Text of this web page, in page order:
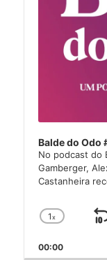
Balde do Odo
No podcast do
Gamberger,
Castanheira
Change
Rate
1x
00:00